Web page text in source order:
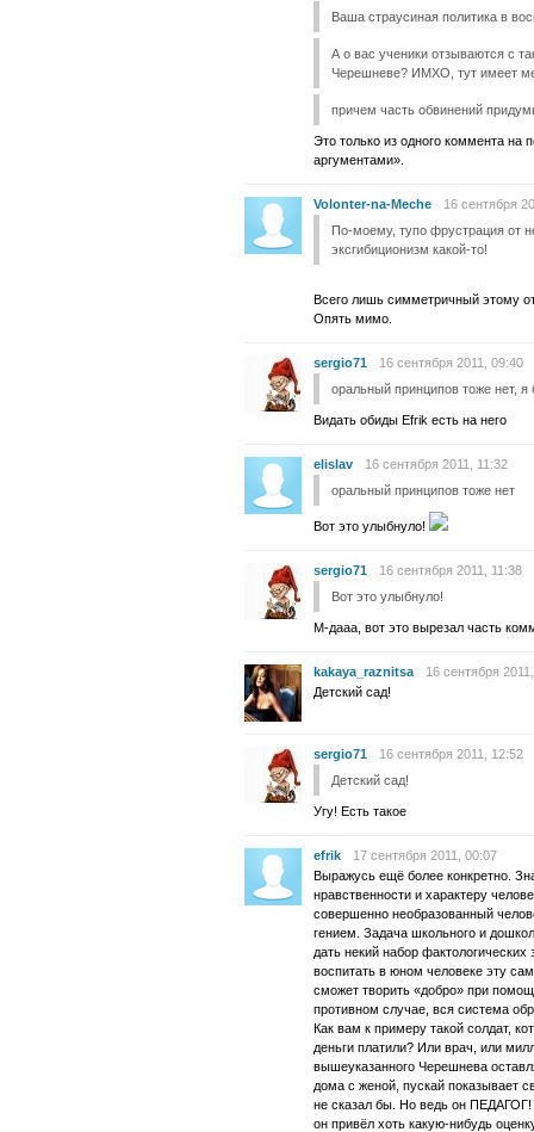
Ваша страусиная политика в
А о вас ученики отзываются с
Черешневе? ИМХО, тут имеет
причем часть обвинений
Это только из одного коммента на
аргументами».
Volonter-na-Meche
16 сентября
По-моему, тупо фрустрация от
эксгибиционизм какой-то!
Всего лишь симметричный этому
Опять мимо.
sergio71
16 сентября 2011, 09:40
оральный принципов тоже нет,
Видать обиды Efrik есть на него
elislav
16 сентября 2011, 11:32
оральный принципов тоже нет
Вот это улыбнуло!
sergio71
16 сентября 2011, 11:38
Вот это улыбнуло!
М-дааа, вот это вырезал часть
kakaya_raznitsa
16 сентября
Детский сад!
sergio71
16 сентября 2011, 12:52
Детский сад!
Угу! Есть такое
efrik
17 сентября 2011, 00:07
Выражусь ещё более конкретно.
нравственности и характеру
совершенно необразованный
гением. Задача школьного и
дать некий набор фактологических
воспитать в юном человеке эту
сможет творить «добро» при
противном случае, вся система
Как вам к примеру такой солдат,
деньги платили? Или врач, или
вышеуказанного Черешнева
дома с женой, пускай показывает
не сказал бы. Но ведь он
он привёл хоть какую-нибудь